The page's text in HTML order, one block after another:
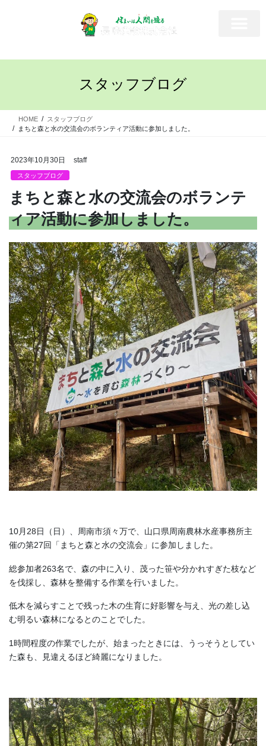
スタッフブログ
HOME
スタッフブログ
まちと森と水の交流会のボランティア活動に参加しました。
2023年10月30日 staff
スタッフブログ
まちと森と水の交流会のボランテ
ィア活動に参加しました。
10月28日（日）、周南市須々万で、山口県周南農林水産事務所主
催の第27回「まちと森と水の交流会」に参加しました。
総参加者263名で、森の中に入り、茂った笹や分かれすぎた枝など
を伐採し、森林を整備する作業を行いました。
低木を減らすことで残った木の生育に好影響を与え、光の差し込
む明るい森林になるとのことでした。
1時間程度の作業でしたが、始まったときには、うっそうとしてい
た森も、見違えるほど綺麗になりました。